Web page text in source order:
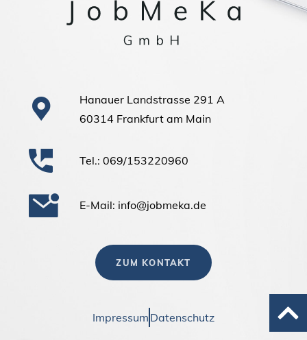
Hanauer Landstrasse 291 A
60314 Frankfurt am Main
Tel.: 069/153220960
E-Mail: info@jobmeka.de
ZUM KONTAKT
Impressum Datenschutz